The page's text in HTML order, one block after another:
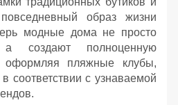
образ жизни
модные дома не просто
создают полноценную
оформляя пляжные клубы,
соответствии с узнаваемой